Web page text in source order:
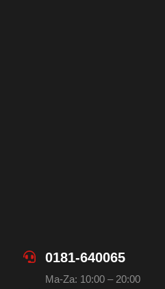
0181-640065
Ma-Za: 10:00 – 20:00